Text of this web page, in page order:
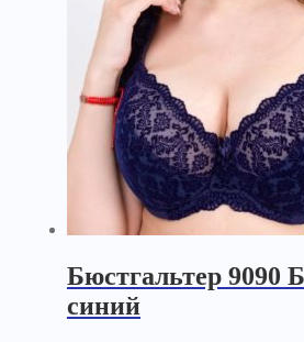
Бюстгальтер 9090
синий